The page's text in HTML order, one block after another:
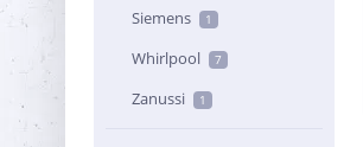
Siemens 1
Whirlpool 7
Zanussi 1